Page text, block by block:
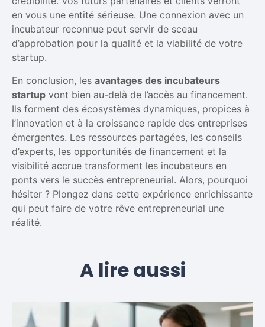
en vous une entité sérieuse. Une connexion avec un
incubateur reconnue peut servir de sceau
d’approbation pour la qualité et la viabilité de votre
startup.
En conclusion, les avantages des incubateurs
startup vont bien au-delà de l’accès au financement.
Ils forment des écosystèmes dynamiques, propices à
l’innovation et à la croissance rapide des entreprises
émergentes. Les ressources partagées, les conseils
d’experts, les opportunités de financement et la
visibilité accrue transforment les incubateurs en
ponts vers le succès entrepreneurial. Alors, pourquoi
hésiter ? Plongez dans cette expérience enrichissante
qui peut faire de votre rêve entrepreneurial une
réalité.
A lire aussi